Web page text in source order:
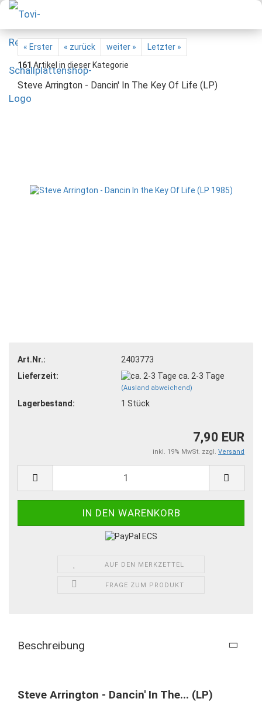
« Erster « zurück weiter »
Letzter »
161Artikel in dieser Kategorie
Steve Arrington - Dancin' In The Key Of Life (LP)
Art.Nr.:
2403773
Lieferzeit:
ca. 2-3 Tage
(Ausland abweichend)
Lagerbestand: 1 Stück
7,90 EUR
inkl. 19% MwSt. zzgl. Versand
AUF DEN MERKZETTEL
FRAGE ZUM PRODUKT
Beschreibung
Steve Arrington - Dancin' In The... (LP)